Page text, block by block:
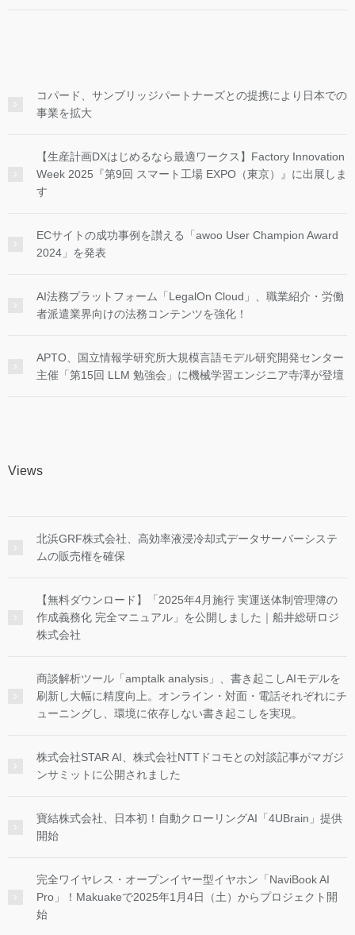
コパード、サンブリッジパートナーズとの提携により日本での
事業を拡大
【生産計画DXはじめるなら最適ワークス】Factory Innovation
Week 2025『第9回 スマート工場 EXPO（東京）』に出展しま
す
ECサイトの成功事例を讃える「awoo User Champion Award
2024」を発表
AI法務プラットフォーム「LegalOn Cloud」、職業紹介・労働
者派遣業界向けの法務コンテンツを強化！
APTO、国立情報学研究所大規模言語モデル研究開発センター
主催「第15回 LLM 勉強会」に機械学習エンジニア寺澤が登壇
Views
北浜GRF株式会社、高効率液浸冷却式データサーバーシステ
ムの販売権を確保
【無料ダウンロード】「2025年4月施行 実運送体制管理簿の
作成義務化 完全マニュアル」を公開しました｜船井総研ロジ
株式会社
商談解析ツール「amptalk analysis」、書き起こしAIモデルを
刷新し大幅に精度向上。オンライン・対面・電話それぞれにチ
ューニングし、環境に依存しない書き起こしを実現。
株式会社STAR AI、株式会社NTTドコモとの対談記事がマガジ
ンサミットに公開されました
寶結株式会社、日本初！自動クローリングAI「4UBrain」提供
開始
完全ワイヤレス・オープンイヤー型イヤホン「NaviBook AI
Pro」！Makuakeで2025年1月4日（土）からプロジェクト開
始